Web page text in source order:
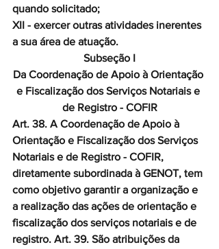
quando solicitado;
XII - exercer outras atividades inerentes
a sua área de atuação.
Subseção I
Da Coordenação de Apoio à Orientação
e Fiscalização dos Serviços Notariais e
de Registro - COFIR
Art. 38. A Coordenação de Apoio à
Orientação e Fiscalização dos Serviços
Notariais e de Registro - COFIR,
diretamente subordinada à GENOT, tem
como objetivo garantir a organização e
a realização das ações de orientação e
fiscalização dos serviços notariais e de
registro. Art. 39. São atribuições da